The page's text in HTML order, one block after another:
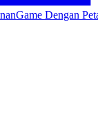
Game Dengan